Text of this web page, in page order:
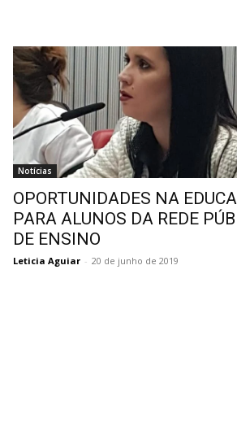
Notícias
OPORTUNIDADES NA
PARA ALUNOS DA REDE
DE ENSINO
Leticia Aguiar - 20 de junho de 2019